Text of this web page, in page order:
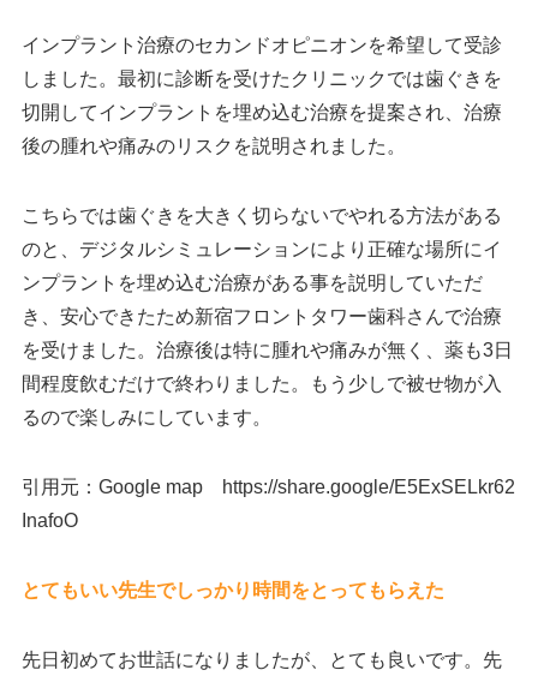
インプラント治療のセカンドオピニオンを希望して受診
しました。最初に診断を受けたクリニックでは歯ぐきを
切開してインプラントを埋め込む治療を提案され、治療
後の腫れや痛みのリスクを説明されました。
こちらでは歯ぐきを大きく切らないでやれる方法がある
のと、デジタルシミュレーションにより正確な場所にイ
ンプラントを埋め込む治療がある事を説明していただ
き、安心できたため新宿フロントタワー歯科さんで治療
を受けました。治療後は特に腫れや痛みが無く、薬も3日
間程度飲むだけで終わりました。もう少しで被せ物が入
るので楽しみにしています。
引用元：Google map https://share.google/E5ExSELkr62
InafoO
とてもいい先生でしっかり時間をとってもらえた
先日初めてお世話になりましたが、とても良いです。先